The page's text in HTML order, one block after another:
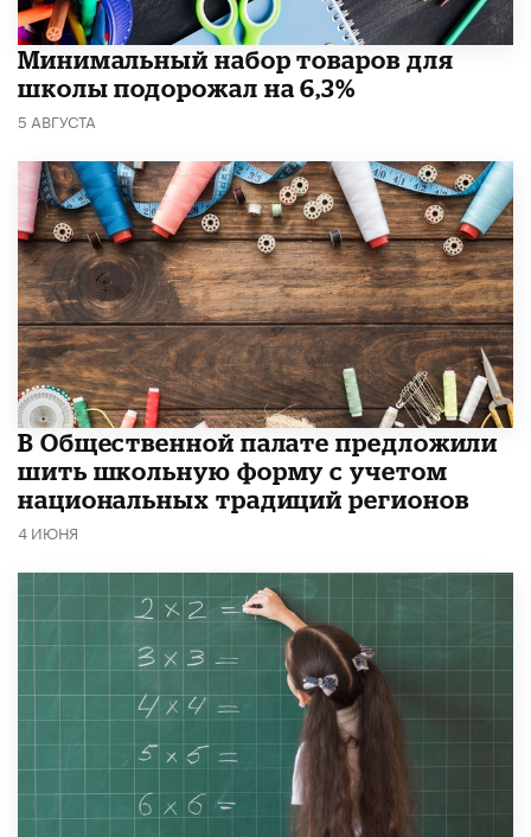
Минимальный набор товаров для
школы подорожал на 6,3%
5 АВГУСТА
В Общественной палате предложили
шить школьную форму с учетом
национальных традиций регионов
4 ИЮНЯ